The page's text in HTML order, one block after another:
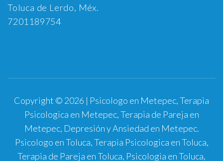
Toluca de Lerdo, Méx.
7201189754
Copyright © 2026 | Psicologo en Metepec, Terapia
Psicologica en Metepec, Terapia de Pareja en
Metepec, Depresión y Ansiedad en Metepec.
Psicologo en Toluca, Terapia Psicologica en Toluca,
Terapia de Pareja en Toluca, Psicologia en Toluca,